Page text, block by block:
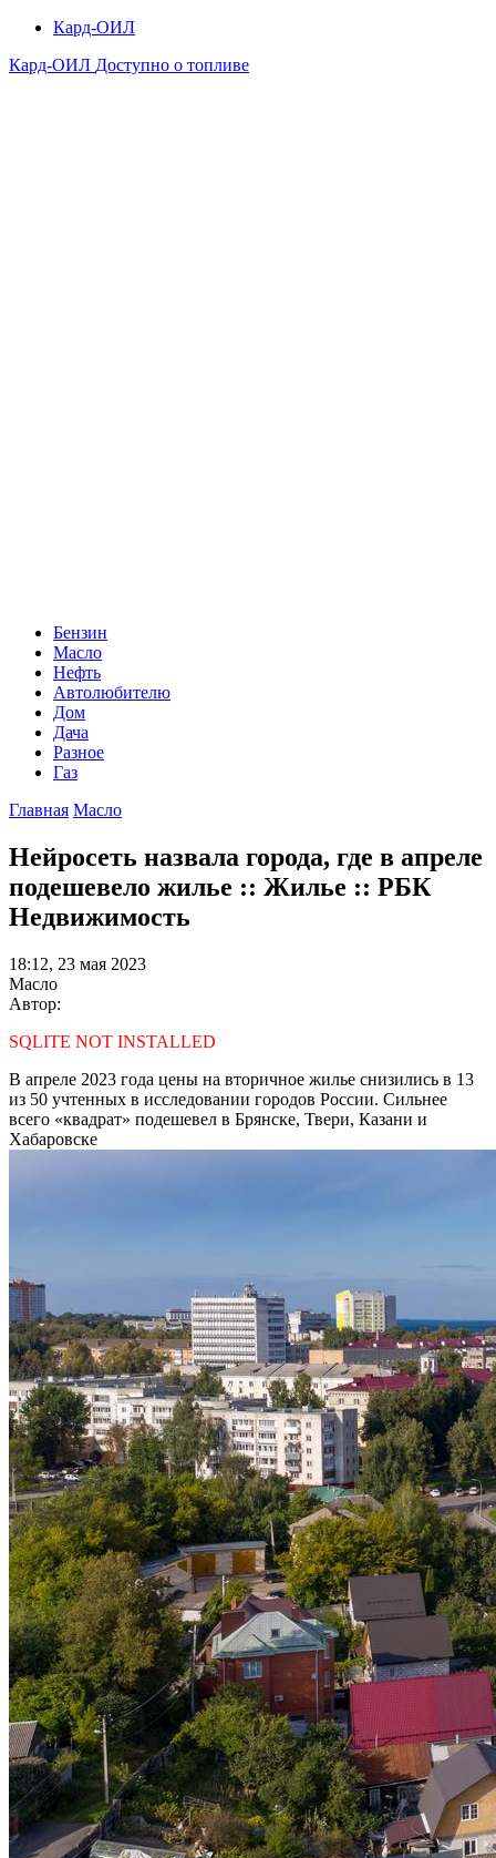
Кард-ОИЛ
Кард-ОИЛ Доступно о топливе
Бензин
Масло
Нефть
Автолюбителю
Дом
Дача
Разное
Газ
Главная Масло
Нейросеть назвала города, где в апреле
подешевело жилье :: Жилье :: РБК
Недвижимость
18:12, 23 мая 2023
Масло
Автор:
SQLITE NOT INSTALLED
В апреле 2023 года цены на вторичное жилье снизились в 13
из 50 учтенных в исследовании городов России. Сильнее
всего «квадрат» подешевел в Брянске, Твери, Казани и
Хабаровске